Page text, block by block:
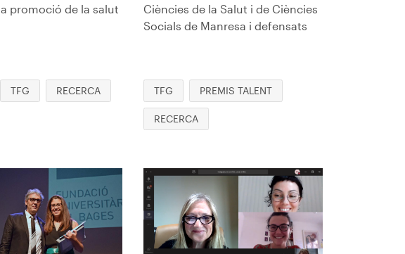
promoció de la salut
TFG RECERCA
Ciències de la Salut i de Ciències
Socials de Manresa i defensats
TFG PREMIS TALENT
RECERCA
Imagen